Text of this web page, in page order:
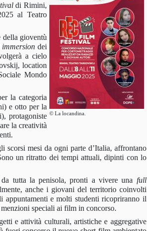
© La locandina.
di Rimini,
al Teatro
della gioventù
dei
a cielo
location
Mondo
la categoria
e otto per la
protagoniste
la creatività
scorsi mesi da ogni parte d’Italia, affrontano
un ritratto dei tempi attuali, dipinti con lo
tutta la penisola, pronti a vivere una full
anche i giovani del territorio coinvolti
appuntamenti e molti studenti ricopriranno il
speciali ai film in concorso.
e attività culturali, artistiche e aggregative